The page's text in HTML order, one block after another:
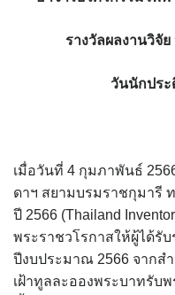
รางวัลผลงานวิจั
วันนักประ
เมื่อวันที่ 4 กุมภาพันธ์
ดาฯ สยามบรมราชกุมารี
ปี 2566 (Thailand
พระราชวโรกาสให้ผู้ได้รั
ปีงบประมาณ 2566 จากส
เฝ้าทูลละอองพระบาทรับ